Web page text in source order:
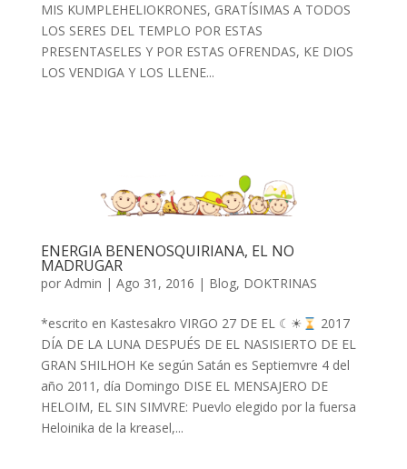
MIS KUMPLEHELIOKRONES, GRATÍSIMAS A TODOS
LOS SERES DEL TEMPLO POR ESTAS
PRESENTASELES Y POR ESTAS OFRENDAS, KE DIOS
LOS VENDIGA Y LOS LLENE...
ENERGIA BENENOSQUIRIANA, EL NO
MADRUGAR
por Admin | Ago 31, 2016 | Blog, DOKTRINAS
*escrito en Kastesakro VIRGO 27 DE EL ☾☀
2017
DÍA DE LA LUNA DESPUÉS DE EL NASISIERTO DE EL
GRAN SHILHOH Ke según Satán es Septiemvre 4 del
año 2011, día Domingo DISE EL MENSAJERO DE
HELOIM, EL SIN SIMVRE: Puevlo elegido por la fuersa
Heloinika de la kreasel,...